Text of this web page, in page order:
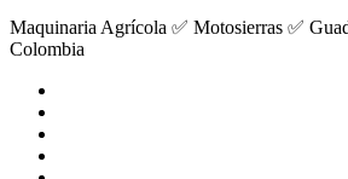
Maquinaria Agrícola ✅ Motosierras ✅
Colombia